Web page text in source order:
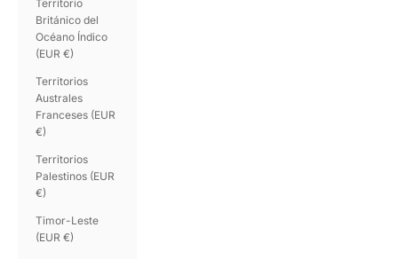
Territorio
Británico del
Océano Índico
(EUR €)
Territorios
Australes
Franceses (EUR
€)
Territorios
Palestinos (EUR
€)
Timor-Leste
(EUR €)